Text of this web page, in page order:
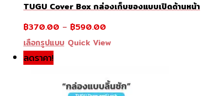
TUGU Cover Box กล่องเก็บของแบบเปิดด้านหน้า
฿370.00 – ฿590.00
เลือกรูปแบบ This
multiple
Quick View
ลดราคา!